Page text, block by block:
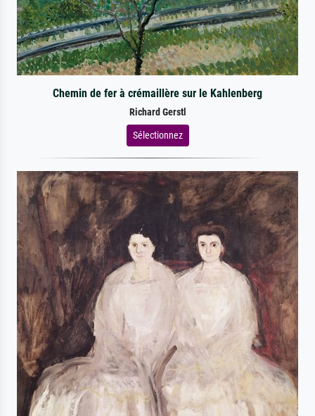
Chemin de fer à crémaillère sur le Kahlenberg
Richard Gerstl
Sélectionnez